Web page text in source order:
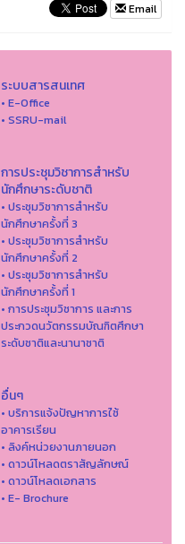
Email
ระบบสารสนเทศ
• E-Office
• SSRU-mail
การประชุมวิชาการสำหรับ
นักศึกษาระดับชาติ
• ประชุมวิชาการสำหรับ
นักศึกษาครั้งที่ 3
• ประชุมวิชาการสำหรับ
นักศึกษาครั้งที่ 2
• ประชุมวิชาการสำหรับ
นักศึกษาครั้งที่ 1
• การประชุมวิชาการ และการ
ประกวดนวัตกรรมบัณฑิตศึกษา
ระดับชาติและนานาชาติ
อื่นๆ
• บริการแจ้งปัญหาการใ่ช้
อาคารเรียน
• ลิงค์หน่วยงานภายนอก
• ดาวน์โหลดตราสัญลักษณ์
• ดาวน์โหลดเอกสาร
• E- Brochure